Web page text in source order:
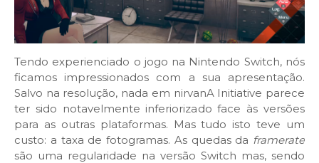
Tendo experienciado o jogo na Nintendo Switch, nós
ficamos impressionados com a sua apresentação.
Salvo na resolução, nada em nirvanA Initiative parece
ter sido notavelmente inferiorizado face às versões
para as outras plataformas. Mas tudo isto teve um
custo: a taxa de fotogramas. As quedas da framerate
são uma regularidade na versão Switch mas, sendo